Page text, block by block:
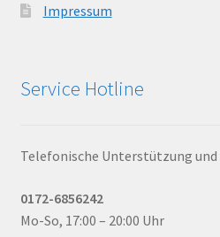
Impressum
Service Hotline
Telefonische Unterstützung
0172-6856242
Mo-So, 17:00 – 20:00 Uhr